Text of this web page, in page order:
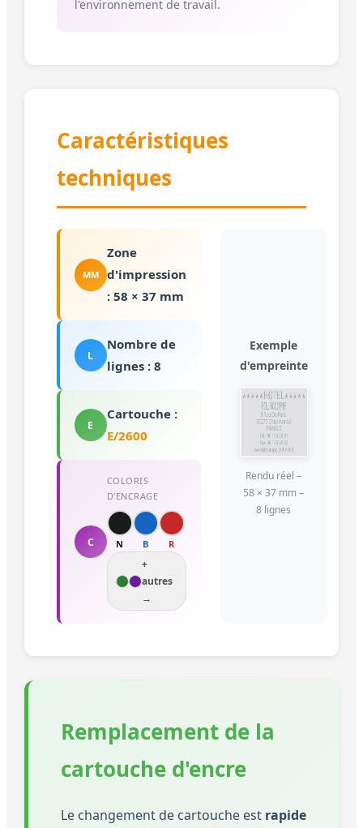
l'environnement de travail.
Caractéristiques
techniques
MM
Zone
d'impression
: 58 × 37 mm
L
Nombre de
lignes : 8
E
Cartouche :
E/2600
C
COLORIS
D'ENCRAGE
N B R
+
autres
→
Exemple
d'empreinte
Rendu réel –
58 × 37 mm –
8 lignes
Remplacement de la
cartouche d'encre
Le changement de cartouche est rapide